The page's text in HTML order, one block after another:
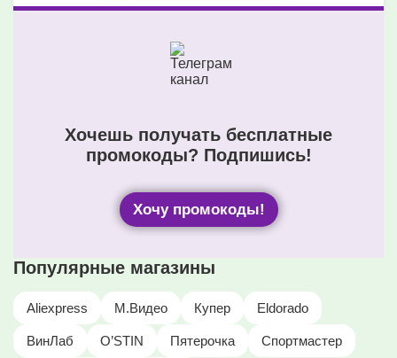
Хочешь получать бесплатные
промокоды? Подпишись!
Хочу промокоды!
Популярные магазины
Aliexpress М.Видео Купер Eldorado
ВинЛаб O’STIN Пятерочка Спортмастер